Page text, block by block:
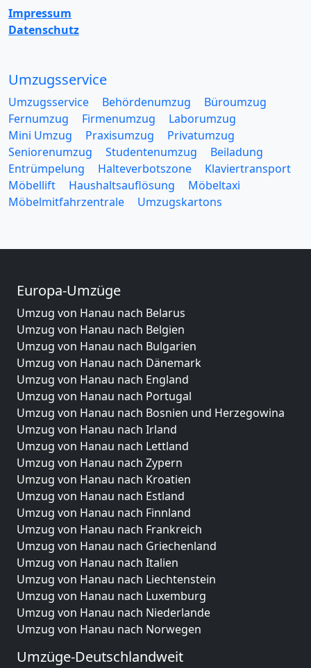
Impressum
Datenschutz
Umzugsservice
Umzugsservice Behördenumzug
Büroumzug
Fernumzug
Firmenumzug
Laborumzug
Mini Umzug
Praxisumzug
Privatumzug
Seniorenumzug
Studentenumzug
Beiladung
Entrümpelung
Halteverbotszone
Klaviertransport
Möbellift
Haushaltsauflösung
Möbeltaxi
Möbelmitfahrzentrale
Umzugskartons
Europa-Umzüge
Umzug von Hanau nach Belarus
Umzug von Hanau nach Belgien
Umzug von Hanau nach Bulgarien
Umzug von Hanau nach Dänemark
Umzug von Hanau nach England
Umzug von Hanau nach Portugal
Umzug von Hanau nach Bosnien und Herzegowina
Umzug von Hanau nach Irland
Umzug von Hanau nach Lettland
Umzug von Hanau nach Zypern
Umzug von Hanau nach Kroatien
Umzug von Hanau nach Estland
Umzug von Hanau nach Finnland
Umzug von Hanau nach Frankreich
Umzug von Hanau nach Griechenland
Umzug von Hanau nach Italien
Umzug von Hanau nach Liechtenstein
Umzug von Hanau nach Luxemburg
Umzug von Hanau nach Niederlande
Umzug von Hanau nach Norwegen
Umzüge-Deutschlandweit